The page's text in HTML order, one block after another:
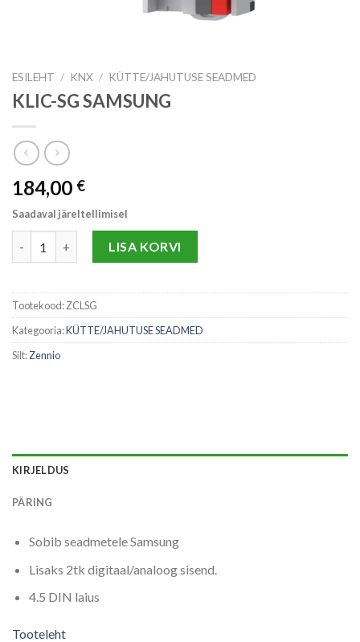
ESILEHT / KNX / KÜTTE/JAHUTUSE SEADMED
KLIC-SG SAMSUNG
184,00 €
Saadaval järeltellimisel
LISA KORVI
Tootekood:ZCLSG
Kategooria:KÜTTE/JAHUTUSE SEADMED
Silt:Zennio
KIRJELDUS
PÄRING
Sobib seadmeteleSamsung
Lisaks 2tk digitaal/analoog sisend.
4.5 DIN laius
Tooteleht